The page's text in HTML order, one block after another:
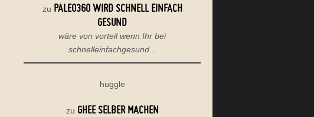
zu PALEO360 WIRD SCHNELL EINFACH
GESUND
wäre von vorteil wenn Ihr bei
schnelleinfachgesund...
huggle
zu GHEE SELBER MACHEN